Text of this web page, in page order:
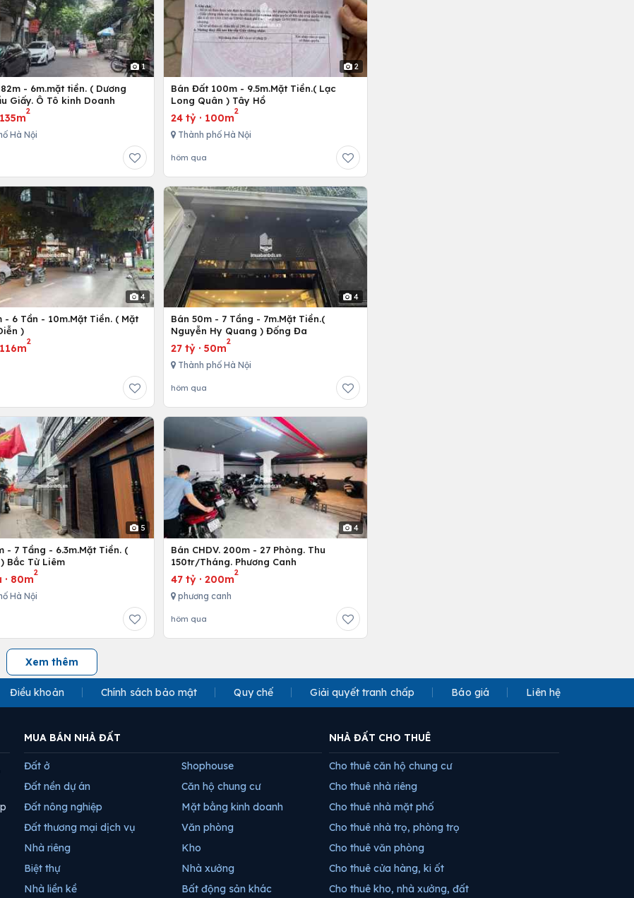
1
- 6m.mặt tiền. ( Dương
Giấy. Ô Tô kinh Doanh
135m
2
Hà Nội
2
Bán Đất 100m - 9.5m.Mặt Tiền.( Lạc
Long Quân ) Tây Hồ
24 tỷ· 100m
2
Thành phố Hà Nội
hôm qua
4
- 6 Tần - 10m.Mặt Tiền. ( Mặt
)
116m
2
4
Bán 50m - 7 Tầng - 7m.Mặt Tiền.(
Nguyễn Hy Quang ) Đống Đa
27 tỷ· 50m
2
Thành phố Hà Nội
hôm qua
5
- 7 Tầng - 6.3m.Mặt Tiền. (
Bắc Từ Liêm
· 80m
2
Hà Nội
4
Bán CHDV. 200m - 27 Phòng. Thu
150tr/Tháng. Phương Canh
47 tỷ· 200m
2
phương canh
hôm qua
Xem thêm
Điều khoản Chính sách bảo mật Quy chế Giải quyết tranh chấp Báo giá Liên hệ
MUA BÁN NHÀ ĐẤT
Đất ở
Đất nền dự án
Đất nông nghiệp
Đất thương mại dịch vụ
Nhà riêng
Biệt thự
Nhà liền kề
Shophouse
Căn hộ chung cư
Mặt bằng kinh doanh
Văn phòng
Kho
Nhà xưởng
Bất động sản khác
NHÀ ĐẤT CHO THUÊ
Cho thuê căn hộ chung cư
Cho thuê nhà riêng
Cho thuê nhà mặt phố
Cho thuê nhà trọ, phòng trọ
Cho thuê văn phòng
Cho thuê cửa hàng, ki ốt
Cho thuê kho, nhà xưởng, đất